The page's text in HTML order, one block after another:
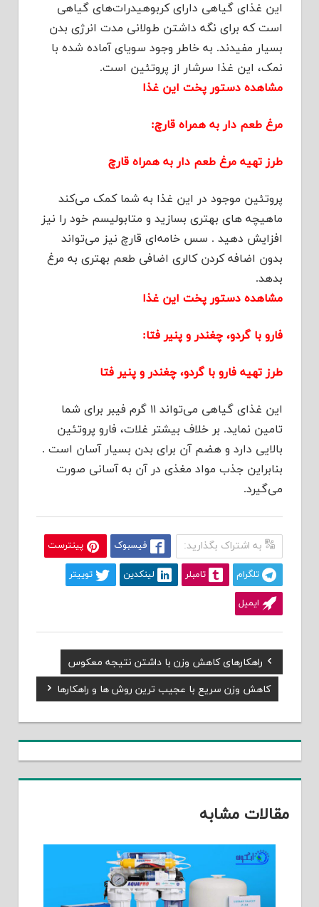
این غذای گیاهی دارای کربوهیدرات‌های گیاهی
است که برای نگه داشتن طولانی مدت انرژی بدن
بسیار مفیدند. به خاطر وجود سویای آماده شده با
نمک، این غذا سرشار از پروتئین است.
مشاهده دستور پخت این غذا
مرغ طعم دار به همراه قارچ:
طرز تهیه مرغ طعم دار به همراه قارچ
پروتئین موجود در این غذا به شما کمک می‌کند
ماهیچه های بهتری بسازید و متابولیسم خود را نیز
افزایش دهید . سس خامه‌ای قارچ نیز می‌تواند
بدون اضافه کردن کالری اضافی طعم بهتری به مرغ
بدهد.
مشاهده دستور پخت این غذا
فارو با گردو، چغندر و پنیر فتا:
طرز تهیه فارو با گردو، چغندر و پنیر فتا
این غذای گیاهی می‌تواند ۱۱ گرم فیبر برای شما
تامین نماید. بر خلاف بیشتر غلات، فارو پروتئین
بالایی دارد و هضم آن برای بدن بسیار آسان است .
بنابراین جذب مواد مغذی در آن به آسانی صورت
می‌گیرد.
به اشتراک بگذارید: فیسبوک پینترست
تلگرام تامبلر لینکدین توییتر
ایمیل
راهبری
نوشته
Previous
Post:
راهکارهای کاهش وزن با داشتن نتیجه معکوس
Next
Post:
کاهش وزن سریع با عجیب ترین روش ها و راهکارها
مقالات مشابه